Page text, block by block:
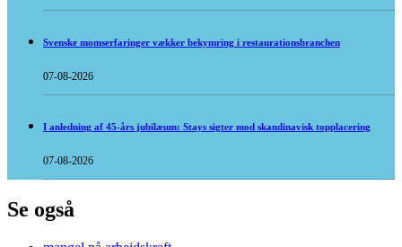
Svenske momserfaringer vækker bekymring i restaurationsbranchen
07-08-2026
I anledning af 45-års jubilæum: Stays sigter mod skandinavisk topplacering
07-08-2026
Se også